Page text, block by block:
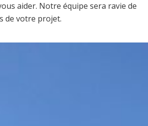
aider. Notre équipe sera ravie de
de votre projet.